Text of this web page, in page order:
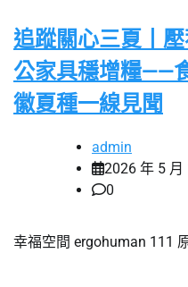
追蹤關心三夏丨
公家具穩增糧——
徽夏種一線見聞
admin
2026 年 5 月
0
幸福空間 ergohuman 111